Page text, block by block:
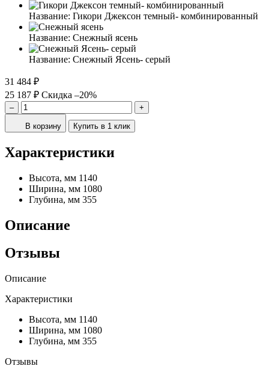
Название: Гикори Джексон темный- комбинированный
Название: Снежный ясень
Название: Снежный Ясень- серый
31 484 ₽
25 187 ₽ Скидка –20%
– +
В корзину Купить в 1 клик
Характеристики
Высота, мм 1140
Ширина, мм 1080
Глубина, мм 355
Описание
Отзывы
Описание
Характеристики
Высота, мм 1140
Ширина, мм 1080
Глубина, мм 355
Отзывы